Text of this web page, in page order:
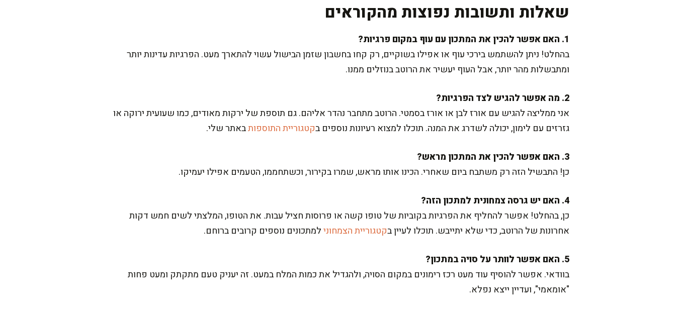
שאלות ותשובות נפוצות מהקוראים
1. האם אפשר להכין את המתכון עם עוף במקום פרגיות?
בהחלט! ניתן להשתמש בירכי עוף או אפילו בשוקיים, רק קחו בחשבון שזמן הבישול עשוי להתארך מעט. הפרגיות עדינות יותר
ומתבשלות מהר יותר, אבל העוף יעשיר את הרוטב בנוזלים ממנו.
2. מה אפשר להגיש לצד הפרגיות?
אני ממליצה להגיש עם אורז לבן או אורז בסמטי. הרוטב מתחבר נהדר אליהם. גם תוספת של ירקות מאודים, כמו שעועית ירוקה או
גזרזים עם לימון, יכולה לשדרג את המנה. תוכלו למצוא רעיונות נוספים בקטגוריית התוספותבאתר שלי.
3. האם אפשר להכין את המתכון מראש?
כן! התבשיל הזה רק משתבח ביום שאחרי. הכינו אותו מראש, שמרו בקירור, וכשתחממו, הטעמים אפילו יעמיקו.
4. האם יש גרסה צמחונית למתכון הזה?
כן, בהחלט! אפשר להחליף את הפרגיות בקוביות של טופו קשה או פרוסות חציל עבות. את הטופו, המלצתי לשים חמש דקות
אחרונות של הרוטב, כדי שלא יתייבש. תוכלו לעיין בקטגוריית הצמחונילמתכונים נוספים קרובים ברוחם.
5. האם אפשר לוותר על סויה במתכון?
בוודאי. אפשר להוסיף עוד מעט רכז רימונים במקום הסויה, ולהגדיל את כמות המלח במעט. זה יעניק טעם מתקתק ומעט פחות
"אומאמי", ועדיין ייצא נפלא.